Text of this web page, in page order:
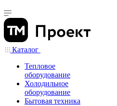
Каталог
Тепловое
оборудование
Холодильное
оборудование
Бытовая техника